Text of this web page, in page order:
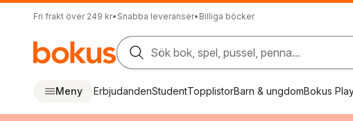
Fri frakt över 249 kr• Snabba leveranser• Billiga böcker
Sök bok, spel, pussel, penna...
Meny ErbjudandenStudentTopplistorBarn & ungdomBokus